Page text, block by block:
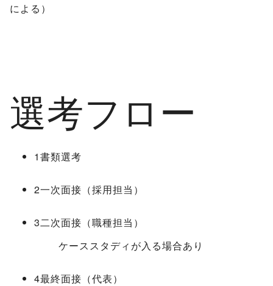
による）
選考フロー
1書類選考
2一次面接（採用担当）
3二次面接（職種担当）
ケーススタディが入る場合あり
4最終面接（代表）